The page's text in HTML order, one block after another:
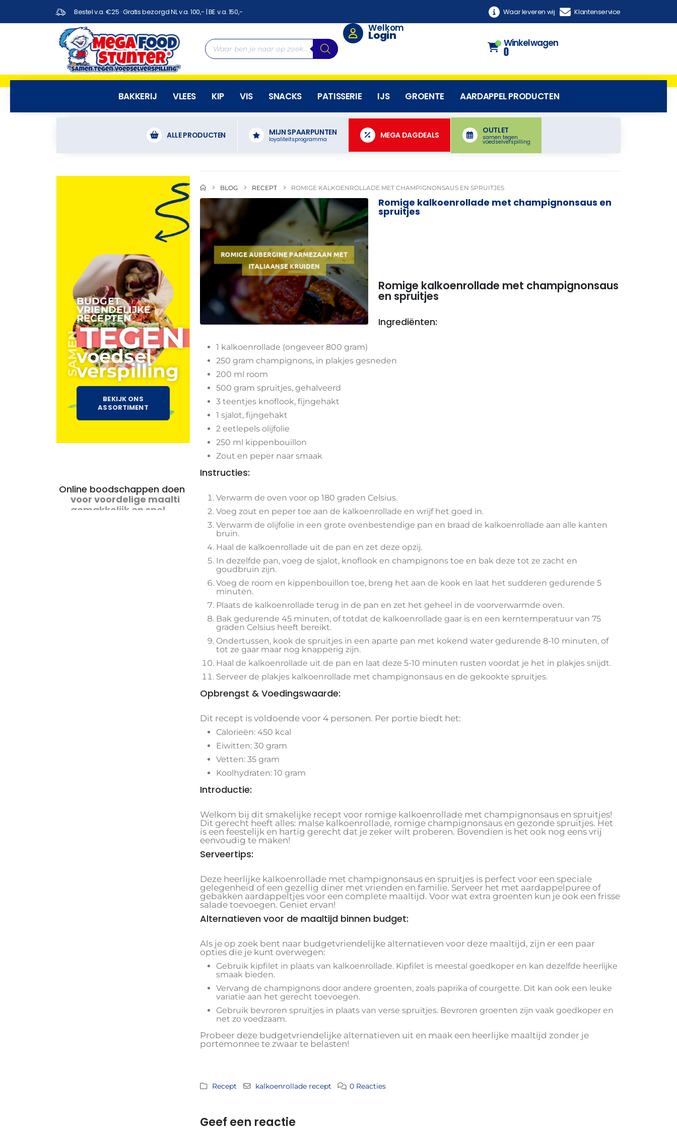
Bestel v.a. €25 · Gratis bezorgd NL v.a. 100,- | BE v.a. 150,- Waar leveren wij Klantenservice
Welkom
Login
0 Winkelwagen
0
BAKKERIJ VLEES KIP VIS SNACKS PATISSERIE IJS GROENTE AARDAPPEL PRODUCTEN
ALLE PRODUCTEN MIJN SPAARPUNTEN
loyaliteitsprogramma MEGA DAGDEALS
OUTLET
samen tegen
voedselverspilling
BLOG RECEPT ROMIGE KALKOENROLLADE MET CHAMPIGNONSAUS EN SPRUITJES
Romige kalkoenrollade met champignonsaus en
spruitjes
Romige kalkoenrollade met champignonsaus
en spruitjes
Ingrediënten:
1 kalkoenrollade (ongeveer 800 gram)
250 gram champignons, in plakjes gesneden
200 ml room
500 gram spruitjes, gehalveerd
3 teentjes knoflook, fijngehakt
1 sjalot, fijngehakt
2 eetlepels olijfolie
250 ml kippenbouillon
Zout en peper naar smaak
Instructies:
Verwarm de oven voor op 180 graden Celsius.
Voeg zout en peper toe aan de kalkoenrollade en wrijf het goed in.
Verwarm de olijfolie in een grote ovenbestendige pan en braad de kalkoenrollade aan alle kanten
bruin.
Haal de kalkoenrollade uit de pan en zet deze opzij.
In dezelfde pan, voeg de sjalot, knoflook en champignons toe en bak deze tot ze zacht en
goudbruin zijn.
Voeg de room en kippenbouillon toe, breng het aan de kook en laat het sudderen gedurende 5
minuten.
Plaats de kalkoenrollade terug in de pan en zet het geheel in de voorverwarmde oven.
Bak gedurende 45 minuten, of totdat de kalkoenrollade gaar is en een kerntemperatuur van 75
graden Celsius heeft bereikt.
Ondertussen, kook de spruitjes in een aparte pan met kokend water gedurende 8-10 minuten, of
tot ze gaar maar nog knapperig zijn.
Haal de kalkoenrollade uit de pan en laat deze 5-10 minuten rusten voordat je het in plakjes snijdt.
Serveer de plakjes kalkoenrollade met champignonsaus en de gekookte spruitjes.
Opbrengst & Voedingswaarde:
Dit recept is voldoende voor 4 personen. Per portie biedt het:
Calorieën: 450 kcal
Eiwitten: 30 gram
Vetten: 35 gram
Koolhydraten: 10 gram
Introductie:
Welkom bij dit smakelijke recept voor romige kalkoenrollade met champignonsaus en spruitjes!
Dit gerecht heeft alles: malse kalkoenrollade, romige champignonsaus en gezonde spruitjes. Het
is een feestelijk en hartig gerecht dat je zeker wilt proberen. Bovendien is het ook nog eens vrij
eenvoudig te maken!
Serveertips:
Deze heerlijke kalkoenrollade met champignonsaus en spruitjes is perfect voor een speciale
gelegenheid of een gezellig diner met vrienden en familie. Serveer het met aardappelpuree of
gebakken aardappeltjes voor een complete maaltijd. Voor wat extra groenten kun je ook een frisse
salade toevoegen. Geniet ervan!
Alternatieven voor de maaltijd binnen budget:
Als je op zoek bent naar budgetvriendelijke alternatieven voor deze maaltijd, zijn er een paar
opties die je kunt overwegen:
Gebruik kipfilet in plaats van kalkoenrollade. Kipfilet is meestal goedkoper en kan dezelfde heerlijke
smaak bieden.
Vervang de champignons door andere groenten, zoals paprika of courgette. Dit kan ook een leuke
variatie aan het gerecht toevoegen.
Gebruik bevroren spruitjes in plaats van verse spruitjes. Bevroren groenten zijn vaak goedkoper en
net zo voedzaam.
Probeer deze budgetvriendelijke alternatieven uit en maak een heerlijke maaltijd zonder je
portemonnee te zwaar te belasten!
Recept kalkoenrollade recept 0 Reacties
Geef een reactie
BUDGET
VRIENDELIJKE
RECEPTEN
SAMENTEGEN
voedsel
verspilling
BEKIJK ONS
ASSORTIMENT
Online boodschappen doen
voor voordelige maaltijden